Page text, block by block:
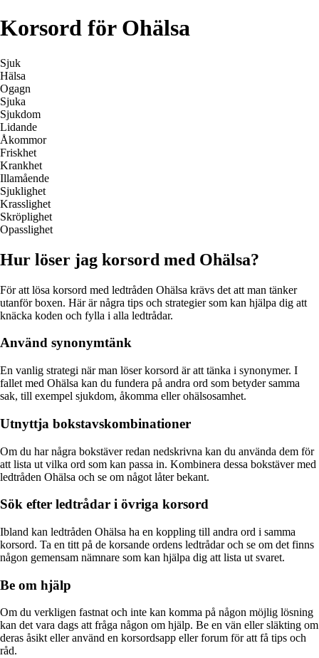
Korsord för Ohälsa
Sjuk
Hälsa
Ogagn
Sjuka
Sjukdom
Lidande
Åkommor
Friskhet
Krankhet
Illamående
Sjuklighet
Krasslighet
Skröplighet
Opasslighet
Hur löser jag korsord med Ohälsa?
För att lösa korsord med ledtråden Ohälsa krävs det att man tänker
utanför boxen. Här är några tips och strategier som kan hjälpa dig att
knäcka koden och fylla i alla ledtrådar.
Använd synonymtänk
En vanlig strategi när man löser korsord är att tänka i synonymer. I
fallet med Ohälsa kan du fundera på andra ord som betyder samma
sak, till exempel sjukdom, åkomma eller ohälsosamhet.
Utnyttja bokstavskombinationer
Om du har några bokstäver redan nedskrivna kan du använda dem för
att lista ut vilka ord som kan passa in. Kombinera dessa bokstäver med
ledtråden Ohälsa och se om något låter bekant.
Sök efter ledtrådar i övriga korsord
Ibland kan ledtråden Ohälsa ha en koppling till andra ord i samma
korsord. Ta en titt på de korsande ordens ledtrådar och se om det finns
någon gemensam nämnare som kan hjälpa dig att lista ut svaret.
Be om hjälp
Om du verkligen fastnat och inte kan komma på någon möjlig lösning
kan det vara dags att fråga någon om hjälp. Be en vän eller släkting om
deras åsikt eller använd en korsordsapp eller forum för att få tips och
råd.